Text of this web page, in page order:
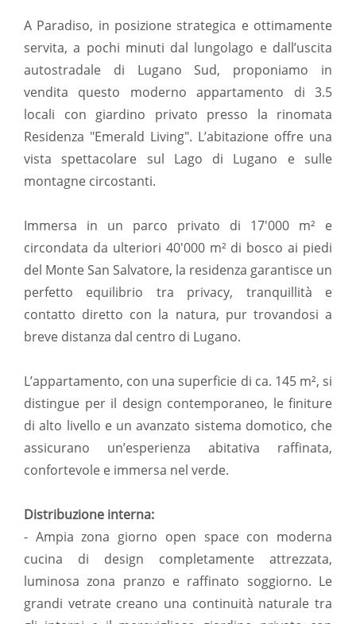
A Paradiso, in posizione strategica e ottimamente
servita, a pochi minuti dal lungolago e dall’uscita
autostradale di Lugano Sud, proponiamo in
vendita questo moderno appartamento di 3.5
locali con giardino privato presso la rinomata
Residenza "Emerald Living". L’abitazione offre una
vista spettacolare sul Lago di Lugano e sulle
montagne circostanti.
Immersa in un parco privato di 17'000 m² e
circondata da ulteriori 40'000 m² di bosco ai piedi
del Monte San Salvatore, la residenza garantisce un
perfetto equilibrio tra privacy, tranquillità e
contatto diretto con la natura, pur trovandosi a
breve distanza dal centro di Lugano.
L’appartamento, con una superficie di ca. 145 m², si
distingue per il design contemporaneo, le finiture
di alto livello e un avanzato sistema domotico, che
assicurano un’esperienza abitativa raffinata,
confortevole e immersa nel verde.
Distribuzione interna:
- Ampia zona giorno open space con moderna
cucina di design completamente attrezzata,
luminosa zona pranzo e raffinato soggiorno. Le
grandi vetrate creano una continuità naturale tra